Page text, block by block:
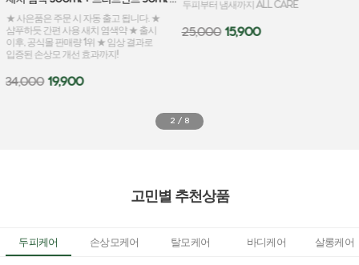
★ 사은품은 주문 시 자동 출고 됩니다. ★
샴푸하듯 간편 사용 새치 염색약 ★ 출시
이후, 공식몰 판매량 1위 ★ 임상 결과로
입증된 손상모 개선 효과까지!
34,000 19,900
두피부터 냄새까지 ALL CARE
25,000 15,900
2 / 8
고민별 추천상품
두피케어 손상모케어 탈모케어 바디케어 살롱케어